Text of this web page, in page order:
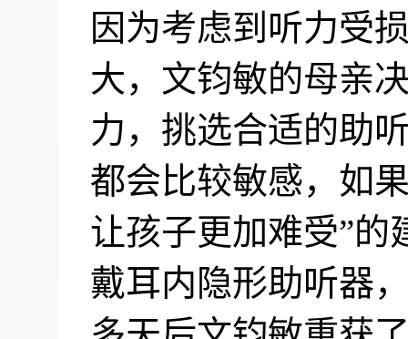
因为考虑到听力受
大，文钧敏的母亲
力，挑选合适的助
都会比较敏感，如
让孩子更加难受”的
戴耳内隐形助听器